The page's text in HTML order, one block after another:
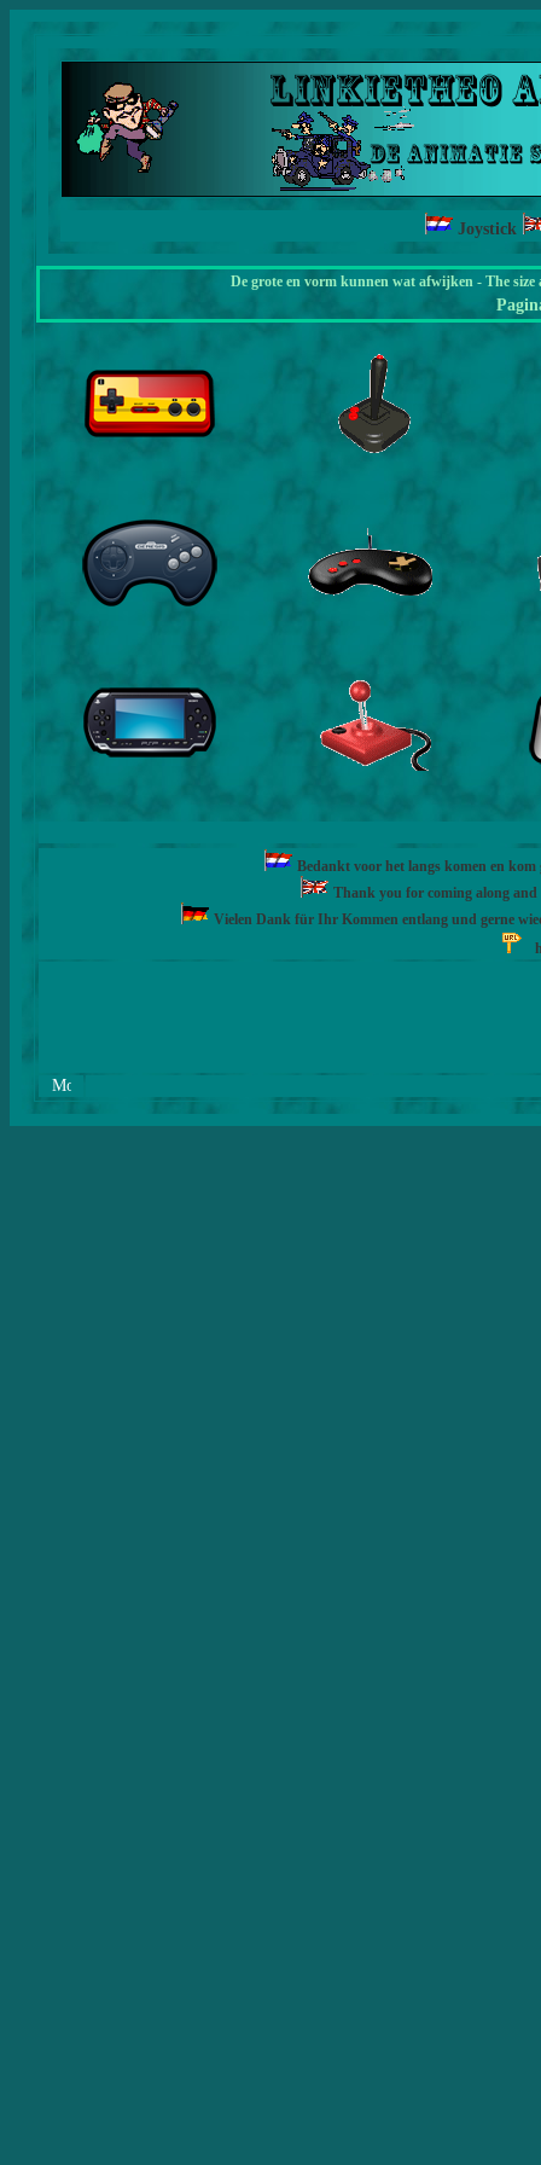
Joystick
De grote en vorm kunnen wat afwijken - The
Bedankt voor het langs komen en
Thank you for coming along and
Vielen Dank für Ihr Kommen entlang und gerne